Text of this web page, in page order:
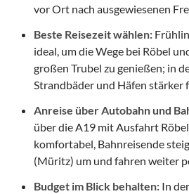
vor Ort nach ausgewiesenen
Beste Reisezeit wählen:
ideal, um die Wege bei Röbel
großen Trubel zu genießen; in
Strandbäder und Häfen stärker
Anreise über Autobahn und
über die A19 mit Ausfahrt
komfortabel, Bahnreisende
(Müritz) um und fahren weiter
Budget im Blick behalten: In